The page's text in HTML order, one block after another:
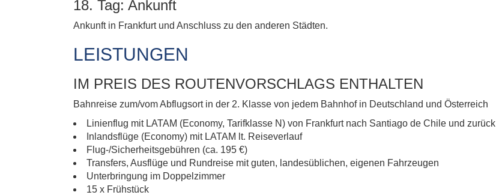
18. Tag: Ankunft
Ankunft in Frankfurt und Anschluss zu den anderen Städten.
LEISTUNGEN
IM PREIS DES ROUTENVORSCHLAGS ENTHALTEN
Bahnreise zum/vom Abflugsort in der 2. Klasse von jedem Bahnhof in Deutschland und Österreich
Linienflug mit LATAM (Economy, Tarifklasse N) von Frankfurt nach Santiago de Chile und zurück
Inlandsflüge (Economy) mit LATAM lt. Reiseverlauf
Flug-/Sicherheitsgebühren (ca. 195 €)
Transfers, Ausflüge und Rundreise mit guten, landesüblichen, eigenen Fahrzeugen
Unterbringung im Doppelzimmer
15 x Frühstück